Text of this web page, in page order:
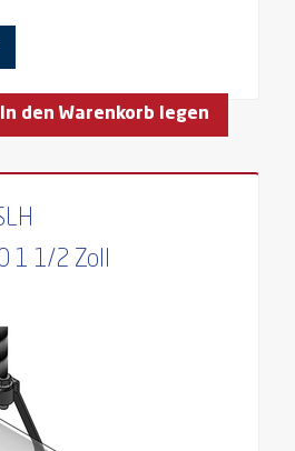
In den Warenkorb legen
1 1/2 Zoll